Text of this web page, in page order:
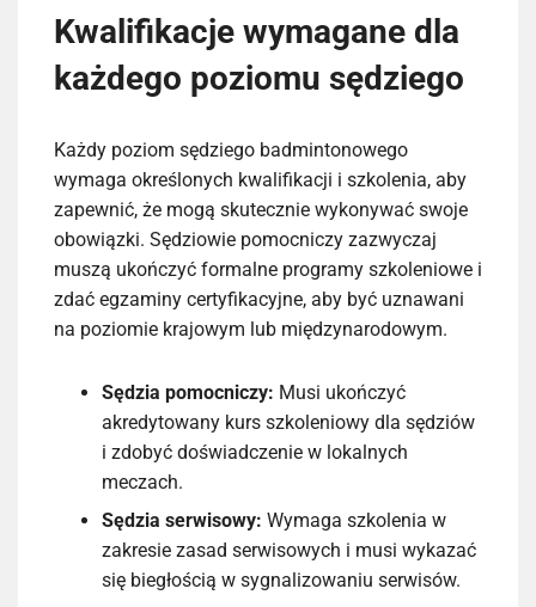
Kwalifikacje wymagane dla
każdego poziomu sędziego
Każdy poziom sędziego badmintonowego
wymaga określonych kwalifikacji i szkolenia, aby
zapewnić, że mogą skutecznie wykonywać swoje
obowiązki. Sędziowie pomocniczy zazwyczaj
muszą ukończyć formalne programy szkoleniowe i
zdać egzaminy certyfikacyjne, aby być uznawani
na poziomie krajowym lub międzynarodowym.
Sędzia pomocniczy: Musi ukończyć
akredytowany kurs szkoleniowy dla sędziów
i zdobyć doświadczenie w lokalnych
meczach.
Sędzia serwisowy: Wymaga szkolenia w
zakresie zasad serwisowych i musi wykazać
się biegłością w sygnalizowaniu serwisów.